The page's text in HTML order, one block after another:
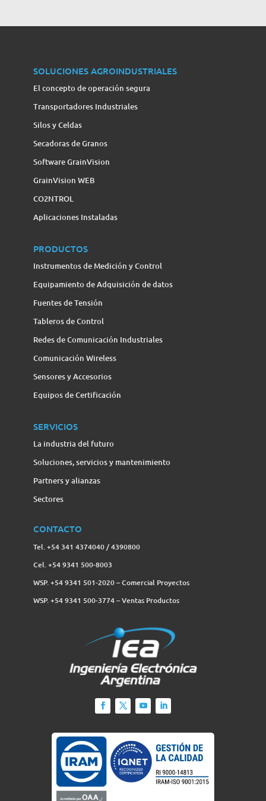
SOLUCIONES AGROINDUSTRIALES
El concepto de operación segura
Transportadores Industriales
Silos y Celdas
Secadoras de Granos
Software GrainVision
GrainVision WEB
CO2NTROL
Aplicaciones Instaladas
PRODUCTOS
Instrumentos de Medición y Control
Equipamiento de Adquisición de datos
Fuentes de Tensión
Tableros de Control
Redes de Comunicación Industriales
Comunicación Wireless
Sensores y Accesorios
Equipos de Certificación
SERVICIOS
La industria del futuro
Soluciones, servicios y mantenimiento
Partners y alianzas
Sectores
CONTACTO
Tel. +54 341 4374040 / 4390800
Cel. +54 9341 500-8003
WSP. +54 9341 501-2020 – Comercial Proyectos
WSP. +54 9341 500-3774‬ – Ventas Productos